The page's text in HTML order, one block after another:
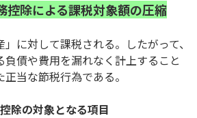
控除による課税対象額の圧縮
に対して課税される。したがって、
債や費用を漏れなく計上すること
当な節税行為である。
除の対象となる項目